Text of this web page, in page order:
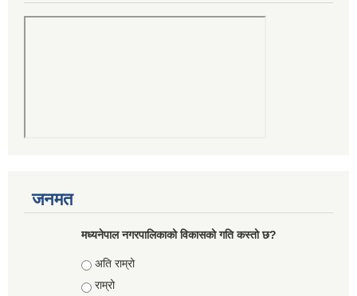
जनमत
मध्यनेपाल नगरपालिकाको विकासको गति कस्तो छ?
Choices
अति राम्रो
राम्रो